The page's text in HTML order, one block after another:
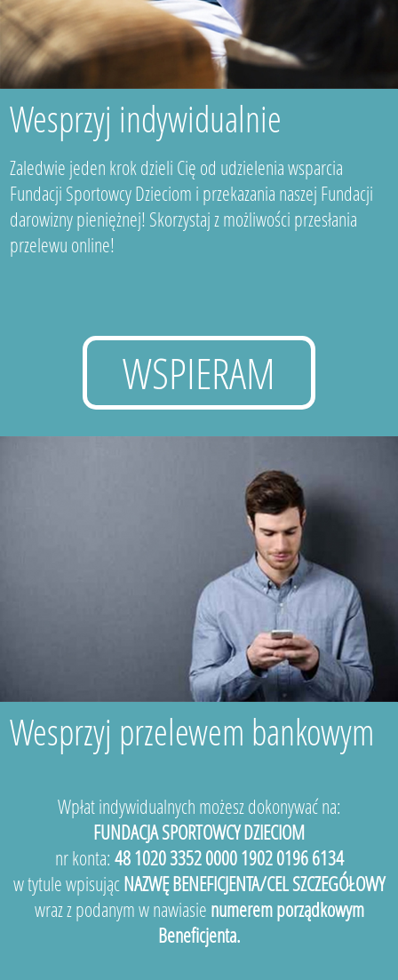
Wesprzyj indywidualnie
Zaledwie jeden krok dzieli Cię od udzielenia wsparcia
Fundacji Sportowcy Dzieciom i przekazania naszej Fundacji
darowizny pieniężnej! Skorzystaj z możliwości przesłania
przelewu online!
WSPIERAM
Wesprzyj przelewem bankowym
Wpłat indywidualnych możesz dokonywać na:
FUNDACJA SPORTOWCY DZIECIOM
nr konta: 48 1020 3352 0000 1902 0196 6134
w tytule wpisującNAZWĘ BENEFICJENTA/CEL SZCZEGÓŁOWY
wraz z podanym w nawiasie numerem porządkowym
Beneficjenta.